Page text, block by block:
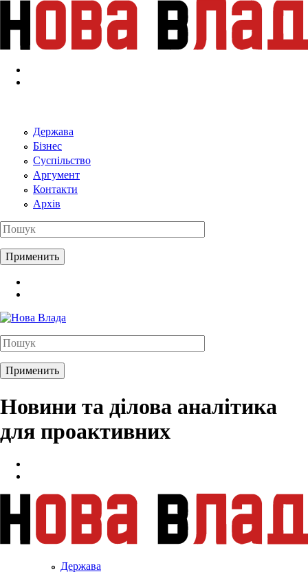
Перейти к основному содержанию
Держава
Бізнес
Суспільство
Аргумент
Контакти
Архів
Новини та ділова аналітика
для проактивних
Держава